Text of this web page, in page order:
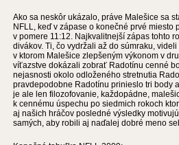
Ako sa neskôr ukázalo, práve Malešice sa
NFLL, keď v zápase o konečné prvé miesto
v pomere 11:12. Najkvalitnejší zápas tohto
divákov. Ti, čo vydržali až do súmraku,
v ktorom Malešice zlepšeným výkonom v
víťazstve dokázali zobrať Radotínu cenné
nejasnosti okolo odloženého stretnutia
pravdepodobne Radotínu prinieslo tri body
je ale len filozofovanie, každopádne,
k cennému úspechu po siedmich rokoch
aj našich hráčov posledné výsledky
samých, aby robili aj naďalej dobré meno